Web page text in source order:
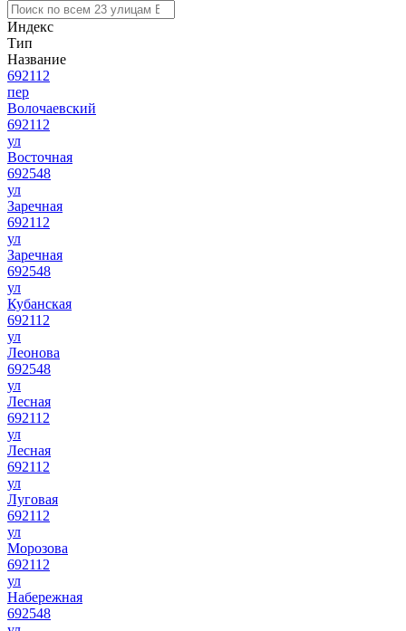
Индекс
Тип
Название
692112
пер
Волочаевский
692112
ул
Восточная
692548
ул
Заречная
692112
ул
Заречная
692548
ул
Кубанская
692112
ул
Леонова
692548
ул
Лесная
692112
ул
Лесная
692112
ул
Луговая
692112
ул
Морозова
692112
ул
Набережная
692548